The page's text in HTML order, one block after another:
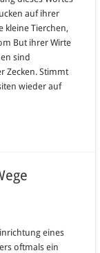
auf ihrer
kleine Tierchen,
But ihrer Wirte
sind
Zecken. Stimmt
wieder auf
eines
oftmals ein